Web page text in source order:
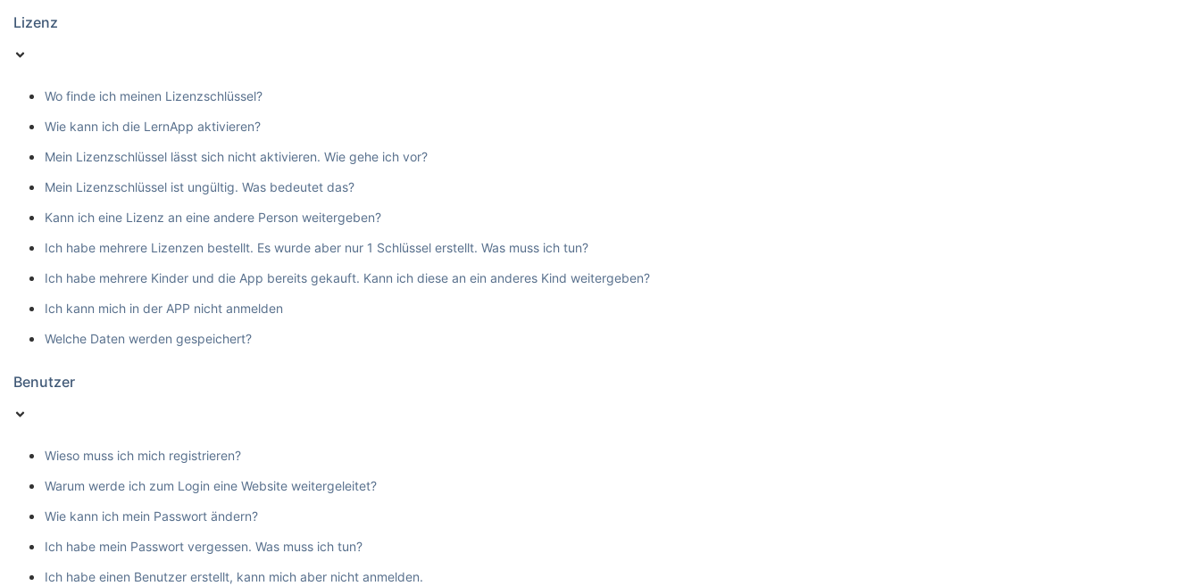
Lizenz
Wo finde ich meinen Lizenzschlüssel?
Wie kann ich die LernApp aktivieren?
Mein Lizenzschlüssel lässt sich nicht aktivieren. Wie gehe ich vor?
Mein Lizenzschlüssel ist ungültig. Was bedeutet das?
Kann ich eine Lizenz an eine andere Person weitergeben?
Ich habe mehrere Lizenzen bestellt. Es wurde aber nur 1 Schlüssel erstellt. Was muss ich tun?
Ich habe mehrere Kinder und die App bereits gekauft. Kann ich diese an ein anderes Kind weitergeben?
Ich kann mich in der APP nicht anmelden
Welche Daten werden gespeichert?
Benutzer
Wieso muss ich mich registrieren?
Warum werde ich zum Login eine Website weitergeleitet?
Wie kann ich mein Passwort ändern?
Ich habe mein Passwort vergessen. Was muss ich tun?
Ich habe einen Benutzer erstellt, kann mich aber nicht anmelden.